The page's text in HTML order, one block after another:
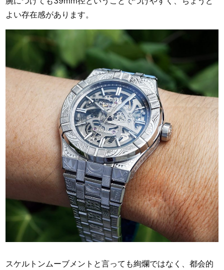
よい存在感があります。
スケルトンムーブメントと言っても絢爛ではなく、都会的